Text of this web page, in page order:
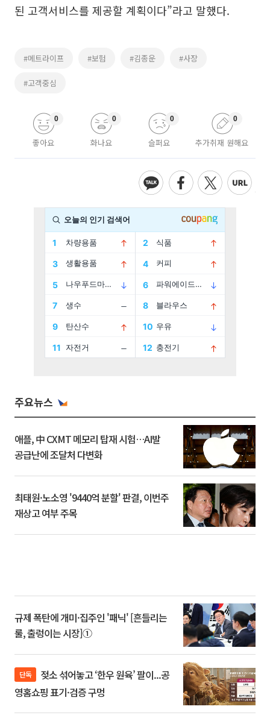
된 고객서비스를 제공할 계획이다”라고 말했다.
#메트라이프 #보험 #김종운 #사장
#고객중심
좋아요
0
화나요
0
슬퍼요
0
추가취재 원해요
0
주요뉴스
애플, 中 CXMT 메모리 탑재 시험…AI발
공급난에 조달처 다변화
최태원·노소영 '9440억 분할' 판결, 이번주
재상고 여부 주목
규제 폭탄에 개미·집주인 '패닉' [흔들리는
룰, 출렁이는 시장]①
단독
영홈쇼핑 표기·검증 구멍